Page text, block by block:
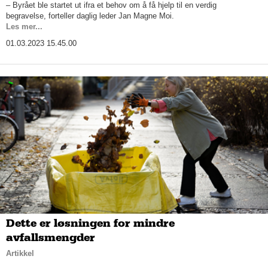
– Byrået ble startet ut ifra et behov om å få hjelp til en verdig
begravelse, forteller daglig leder Jan Magne Moi.
Les mer...
01.03.2023 15.45.00
Dette er løsningen for mindre
avfallsmengder
Artikkel